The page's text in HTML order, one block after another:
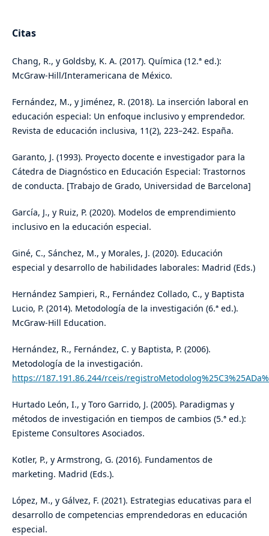
Citas
Chang, R., y Goldsby, K. A. (2017). Química (12.ª ed.):
McGraw-Hill/Interamericana de México.
Fernández, M., y Jiménez, R. (2018). La inserción laboral en
educación especial: Un enfoque inclusivo y emprendedor.
Revista de educación inclusiva, 11(2), 223–242. España.
Garanto, J. (1993). Proyecto docente e investigador para la
Cátedra de Diagnóstico en Educación Especial: Trastornos
de conducta. [Trabajo de Grado, Universidad de Barcelona]
García, J., y Ruiz, P. (2020). Modelos de emprendimiento
inclusivo en la educación especial.
Giné, C., Sánchez, M., y Morales, J. (2020). Educación
especial y desarrollo de habilidades laborales: Madrid (Eds.)
Hernández Sampieri, R., Fernández Collado, C., y Baptista
Lucio, P. (2014). Metodología de la investigación (6.ª ed.).
McGraw-Hill Education.
Hernández, R., Fernández, C. y Baptista, P. (2006).
Metodología de la investigación.
https://187.191.86.244/rceis/
Hurtado León, I., y Toro Garrido, J. (2005). Paradigmas y
métodos de investigación en tiempos de cambios (5.ª ed.):
Episteme Consultores Asociados.
Kotler, P., y Armstrong, G. (2016). Fundamentos de
marketing. Madrid (Eds.).
López, M., y Gálvez, F. (2021). Estrategias educativas para el
desarrollo de competencias emprendedoras en educación
especial.